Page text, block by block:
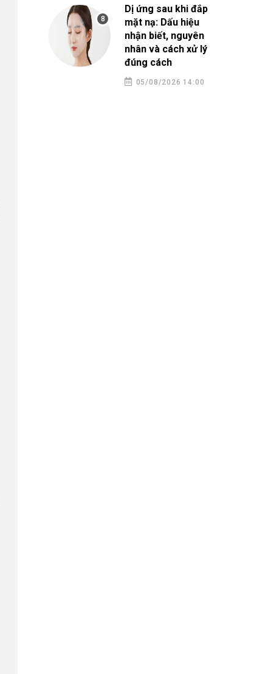
Dị ứng sau khi đắp
mặt nạ: Dấu hiệu
nhận biết, nguyên
nhân và cách xử lý
đúng cách
05/08/2026 14:00